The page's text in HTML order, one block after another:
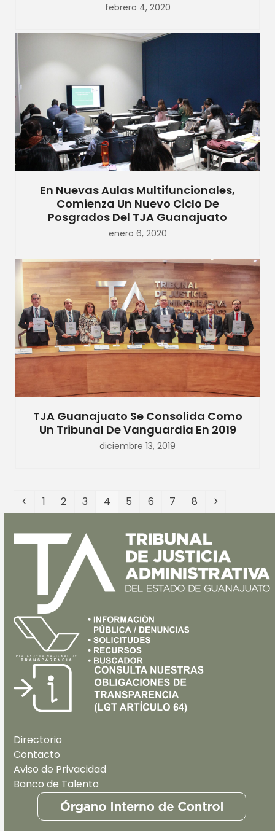
febrero 4, 2020
En Nuevas Aulas Multifuncionales,
Comienza Un Nuevo Ciclo De
Posgrados Del TJA Guanajuato
enero 6, 2020
TJA Guanajuato Se Consolida Como
Un Tribunal De Vanguardia En 2019
diciembre 13, 2019
Anterior
Page
1 Page
2 Page
3 Page
4 Page
5 Page
6 Page
7 Page
8
Directorio
Contacto
Aviso de Privacidad
Banco de Talento